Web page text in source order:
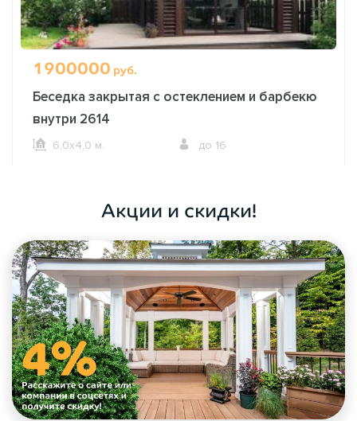
1900000 руб.
Беседка закрытая с остеклением и барбекю
внутри 2614
6,0х4,0 м. до 16
Акции и скидки!